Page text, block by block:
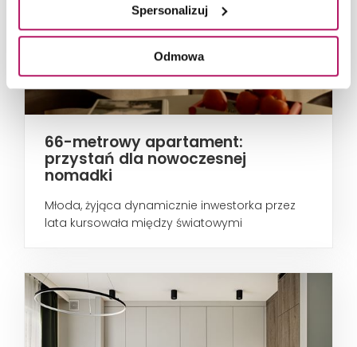
Spersonalizuj
Odmowa
66-metrowy apartament:
przystań dla nowoczesnej
nomadki
Młoda, żyjąca dynamicznie inwestorka przez
lata kursowała między światowymi